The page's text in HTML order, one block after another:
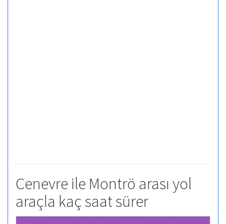
Cenevre ile Montrö arası yol
araçla kaç saat sürer